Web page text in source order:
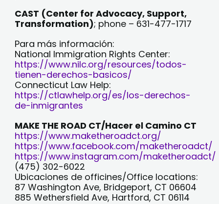
CAST (Center for Advocacy, Support,
Transformation); phone – 631-477-1717
Para más información:
National Immigration Rights Center:
https://www.nilc.org/resources/todos-
tienen-derechos-basicos/
Connecticut Law Help:
https://ctlawhelp.org/es/los-derechos-
de-inmigrantes
MAKE THE ROAD CT/Hacer el Camino CT
https://www.maketheroadct.org/
https://www.facebook.com/maketheroadct/
https://www.instagram.com/maketheroadct/
(475) 302-6022
Ubicaciones de officines/Office locations:
87 Washington Ave, Bridgeport, CT 06604
885 Wethersfield Ave, Hartford, CT 06114